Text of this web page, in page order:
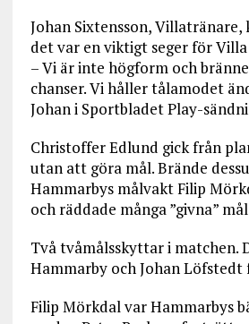
Johan Sixtensson,
det var en viktigt seger för Villa
– Vi är inte högform och
chanser. Vi håller tålamodet
Johan i Sportbladet Play-
Christoffer Edlund gick från
utan att göra mål. Brände
Hammarbys målvakt Filip
och räddade många ”givna”
Två tvåmålsskyttar i matchen.
Hammarby och Johan Löfstedt
Filip Mörkdal var Hammarbys